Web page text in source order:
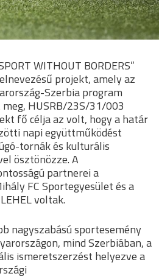
WITHOUT BORDERS”
projekt, amely az
Szerbia program
HUSRB/23S/31/003
fő célja az volt, hogy a határ
napi együttműködést
tornák és kulturális
ösztönözze. A
partnerei a
FC Sportegyesület és a
voltak.
nagyszabású sportesemény
mind Szerbiában, a
ismeretszerzést helyezve a